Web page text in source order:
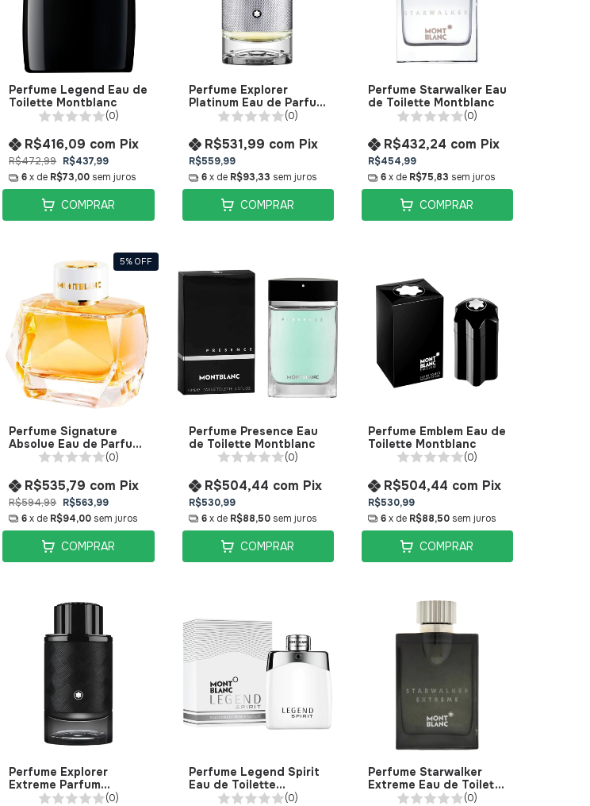
Perfume Legend Eau de
Toilette Montblanc
(0)
R$472,99 R$437,99
R$416,09 com Pix
6 x de R$73,00 sem juros
COMPRAR
Perfume Explorer
Platinum Eau de Parfum
Montblanc
(0)
R$559,99
R$531,99 com Pix
6 x de R$93,33 sem juros
COMPRAR
Perfume Starwalker Eau
de Toilette Montblanc
(0)
R$454,99
R$432,24 com Pix
6 x de R$75,83 sem juros
COMPRAR
5% OFF
Perfume Signature
Absolue Eau de Parfum
Montblanc
(0)
R$594,99 R$563,99
R$535,79 com Pix
6 x de R$94,00 sem juros
COMPRAR
Perfume Presence Eau
de Toilette Montblanc
(0)
R$530,99
R$504,44 com Pix
6 x de R$88,50 sem juros
COMPRAR
Perfume Emblem Eau de
Toilette Montblanc
(0)
R$530,99
R$504,44 com Pix
6 x de R$88,50 sem juros
COMPRAR
Perfume Explorer
Extreme Parfum
Montblanc
(0)
Perfume Legend Spirit
Eau de Toilette
Montblanc
(0)
Perfume Starwalker
Extreme Eau de Toilette
Montblanc
(0)